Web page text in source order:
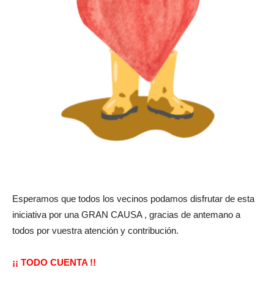
Esperamos que todos los vecinos podamos disfrutar de esta
iniciativa por una GRAN CAUSA , gracias de antemano a
todos por vuestra atención y contribución.
¡¡ TODO CUENTA !!